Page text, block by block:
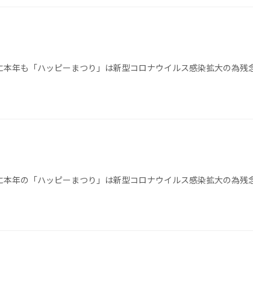
年も「ハッピーまつり」は新型コロナウイルス感染拡大の為残
年の「ハッピーまつり」は新型コロナウイルス感染拡大の為残